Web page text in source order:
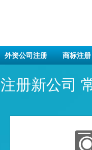
外资公司注册 商标注册
注册新公司